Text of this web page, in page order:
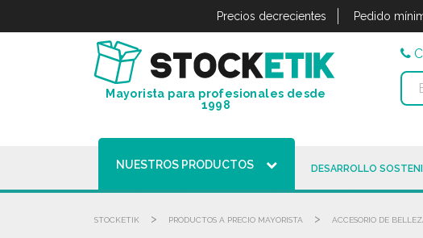
Precios decrecientes Pedido
Mayorista para profesionales desde
1998
NUESTROS PRODUCTOS DESARROLLO
STOCKETIK > PRODUCTOS A PRECIO MAYORISTA > ACCESORIO DE